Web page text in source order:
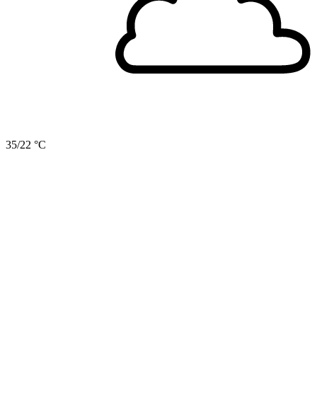
35/22 °C